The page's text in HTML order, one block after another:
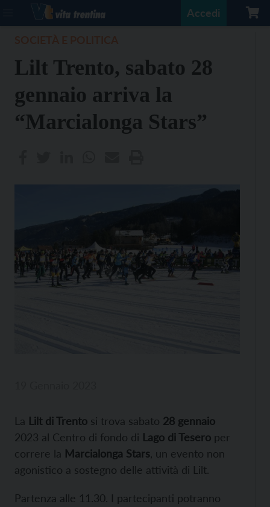
Accedi
Lilt Trento, sabato 28
gennaio arriva la
“Marcialonga Stars”
La Lilt di Trento si trova sabato 28 gennaio
2023 al Centro di fondo di Lago di Tesero per
correre la Marcialonga Stars , un evento non
agonistico a sostegno delle attività di Lilt.
Partenza alle 11.30. I partecipanti potranno